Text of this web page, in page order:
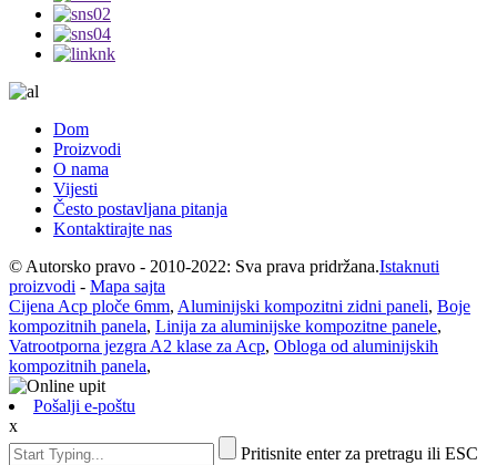
Dom
Proizvodi
O nama
Vijesti
Često postavljana pitanja
Kontaktirajte nas
© Autorsko pravo - 2010-2022: Sva prava pridržana.Istaknuti
proizvodi - Mapa sajta
Cijena Acp ploče 6mm, Aluminijski kompozitni zidni paneli, Boje
kompozitnih panela, Linija za aluminijske kompozitne panele,
Vatrootporna jezgra A2 klase za Acp, Obloga od aluminijskih
kompozitnih panela,
Pošalji e-poštu
x
Pritisnite enter za pretragu ili ESC